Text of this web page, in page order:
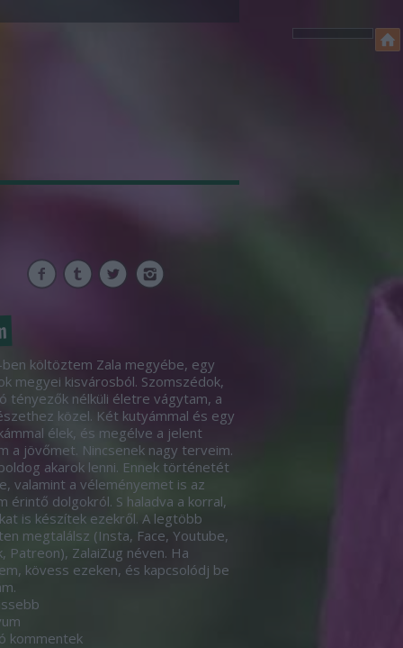
költöztem Zala megyébe, egy
megyei kisvárosból. Szomszédok,
tényezők nélküli életre vágytam, a
közel. Két kutyámmal és egy
élek, és megélve a jelent
a jövőmet. Nincsenek nagy terveim.
akarok lenni. Ennek történetét
valamint a véleményemet is az
érintő dolgokról. S haladva a korral,
is készítek ezekről. A legtöbb
megtalálsz (Insta, Face, Youtube,
Patreon), ZalaiZug néven. Ha
kövess ezeken, és kapcsolódj be
kommentek